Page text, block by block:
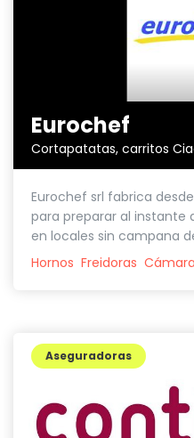
Eurochef
Eurochef srl fabrica
para preparar al instante
en locales sin campana
Hornos Freidoras
Aseguradoras